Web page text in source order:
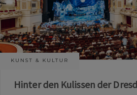
KUNST & KULTUR
Hinter den Kulissen der